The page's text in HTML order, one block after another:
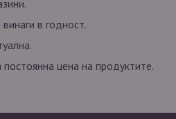
в годност.
цена на продуктите.